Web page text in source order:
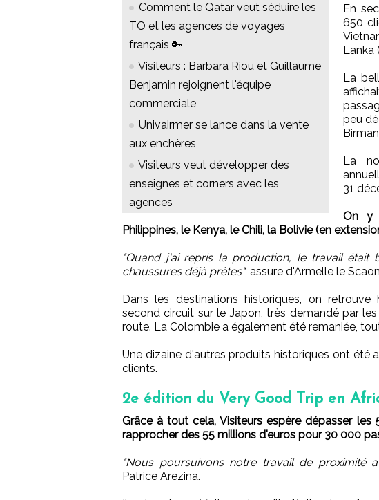
Comment le Qatar veut séduire les
TO et les agences de voyages
français 🔑
Visiteurs : Barbara Riou et Guillaume
Benjamin rejoignent l'équipe
commerciale
Univairmer se lance dans la vente
aux enchères
Visiteurs veut développer des
enseignes et corners avec les
agences
En
650
Lanka
La
peu
La
31
On y
Philippines, le Kenya, le Chili, la Bolivie (en
"Quand j'ai repris la production, le travail était
chaussures déjà prêtes", assure d'Armelle le
Dans les destinations historiques, on
second circuit sur le Japon, très demandé par
route. La Colombie a également été remaniée,
Une dizaine d'autres produits historiques ont été
clients.
2e édition du Very Good Trip en
Grâce à tout cela, Visiteurs espère dépasser
rapprocher des 55 millions d'euros pour 30 000
"Nous poursuivons notre travail de proximité
Patrice Arezina.